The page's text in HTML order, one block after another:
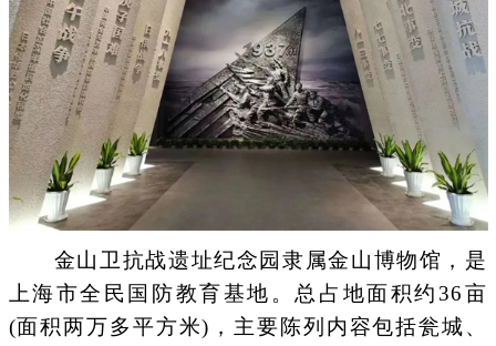
金山卫抗战遗址纪念园隶属金山博物馆，是
上海市全民国防教育基地。总占地面积约36亩
(面积两万多平方米)，主要陈列内容包括瓮城、